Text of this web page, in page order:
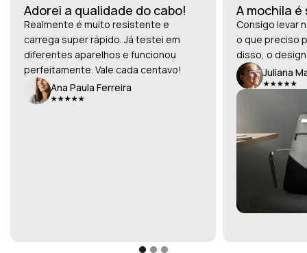
Adorei a qualidade do cabo!
Realmente é muito resistente e
carrega super rápido. Já testei em
diferentes aparelhos e funcionou
perfeitamente. Vale cada centavo!
Ana Paula Ferreira
A mochila
Consigo levar
o que preciso
disso, o
Juliana